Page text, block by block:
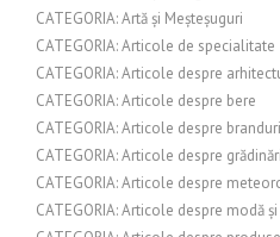
CATEGORIA: Artă și Meșteșuguri
CATEGORIA: Articole de specialitate
CATEGORIA: Articole despre
CATEGORIA: Articole despre bere
CATEGORIA: Articole despre branduri
CATEGORIA: Articole despre
CATEGORIA: Articole despre
CATEGORIA: Articole despre modă